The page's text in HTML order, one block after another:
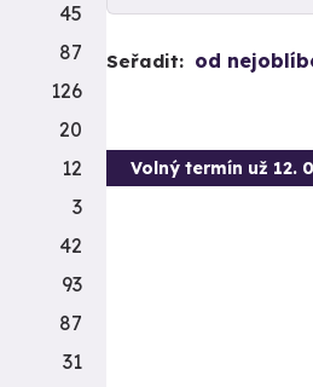
Seřadit: od
Volný termín už 12.
45
87
126
20
12
3
42
93
87
31